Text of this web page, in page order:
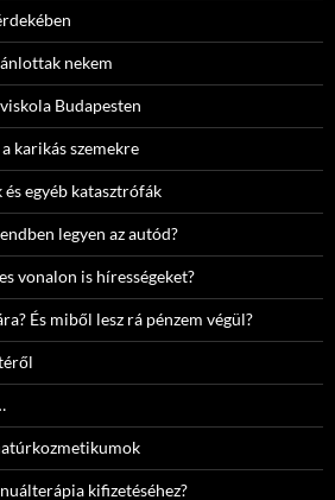
nekem
Budapesten
karikás szemekre
egyéb katasztrófák
legyen az autód?
vonalon is hírességeket?
És miből lesz rá pénzem végül?
kifizetéséhez?